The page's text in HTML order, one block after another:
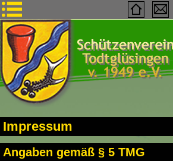
Impressum
Angaben gemäß § 5 TMG